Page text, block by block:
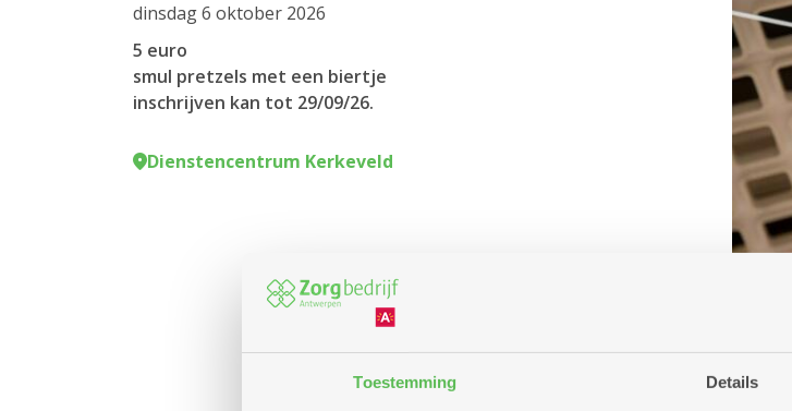
Toestemming Details
dinsdag 6 oktober 2026
5 euro
smul pretzels met een biertje
inschrijven kan tot 29/09/26.
Dienstencentrum Kerkeveld